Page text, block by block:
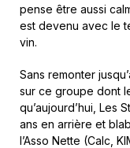
pense être aussi
est devenu avec le
vin.
Sans remonter
sur ce groupe dont
qu’aujourd’hui, Les
ans en arrière et
l’Asso Nette (Calc,